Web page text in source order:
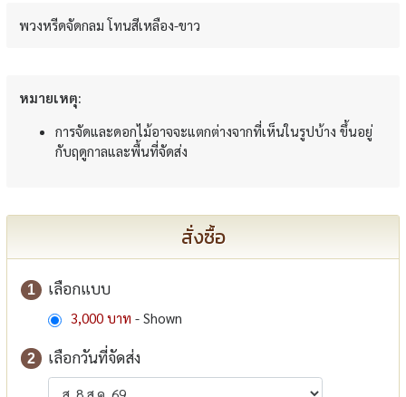
พวงหรีดจัดกลม โทนสีเหลือง-ขาว
หมายเหตุ:
การจัดและดอกไม้อาจจะแตกต่างจากที่เห็นในรูปบ้าง ขึ้นอยู่
กับฤดูกาลและพื้นที่จัดส่ง
สั่งซื้อ
1 เลือกแบบ
3,000 บาท - Shown
2 เลือกวันที่จัดส่ง